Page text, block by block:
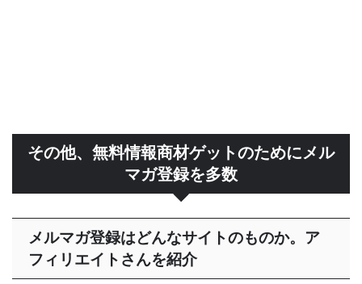
その他、無料情報商材ゲットのためにメル
マガ登録を多数
メルマガ登録はどんなサイトのものか。ア
フィリエイトさんを紹介